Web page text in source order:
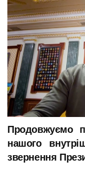
Продовжуємо
нашого
звернення